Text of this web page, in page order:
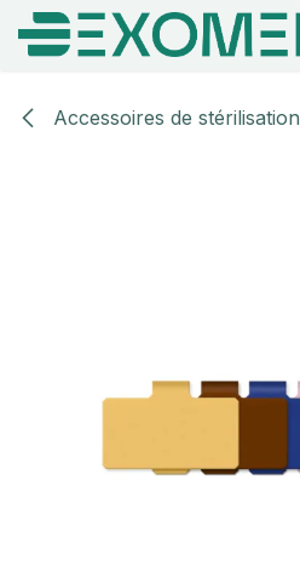
Se rendre au contenu
Accessoires de stérilisation